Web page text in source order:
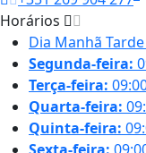
Horários
Dia Manhã Tarde
Segunda-feira:
Terça-feira:
Quarta-feira:
Quinta-feira: